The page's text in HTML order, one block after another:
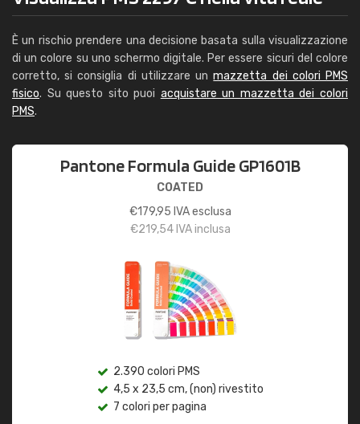
È un rischio prendere una decisione basata sulla visualizzazione
di un colore su uno schermo digitale. Per essere sicuri del colore
corretto, si consiglia di utilizzare unmazzetta dei colori PMS
fisico. Su questo sito puoi acquistare un mazzetta dei colori
PMS.
Pantone Formula Guide GP1601B
COATED
€179,95 IVA esclusa
€219,54IVA inclusa
2.390 colori PMS
4,5 x 23,5 cm, (non) rivestito
7 colori per pagina